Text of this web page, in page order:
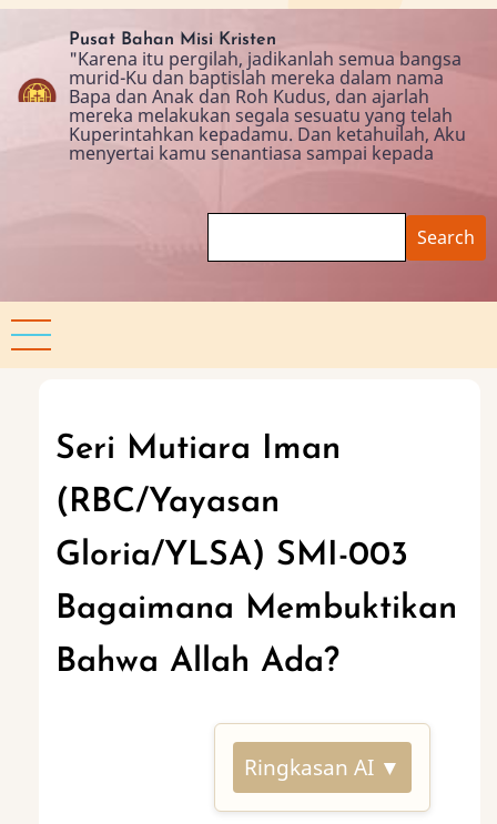
Skip
content
Pusat Bahan Misi Kristen
"Karena itu pergilah, jadikanlah semua bangsa
murid-Ku dan baptislah mereka dalam nama
Bapa dan Anak dan Roh Kudus, dan ajarlah
mereka melakukan segala sesuatu yang telah
Kuperintahkan kepadamu. Dan ketahuilah, Aku
menyertai kamu senantiasa sampai kepada
Seri Mutiara Iman
(RBC/Yayasan
Gloria/YLSA) SMI-003
Bagaimana Membuktikan
Bahwa Allah Ada?
Ringkasan AI ▼